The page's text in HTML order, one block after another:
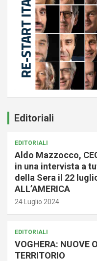
Editoriali
EDITORIALI
Aldo Mazzocco,
in una intervista a
della Sera il 22
ALL’AMERICA
24 Luglio 2024
EDITORIALI
VOGHERA: NUOVE
TERRITORIO